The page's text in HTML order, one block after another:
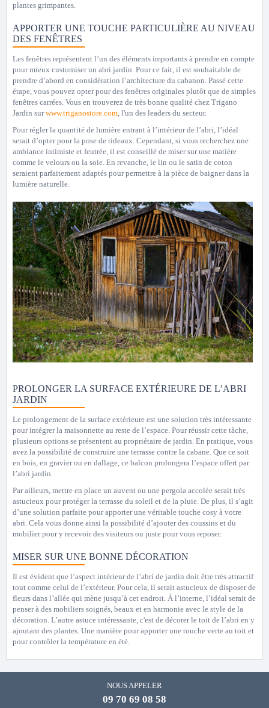
plantes grimpantes.
APPORTER UNE TOUCHE PARTICULIÈRE AU NIVEAU
DES FENÊTRES
Les fenêtres représentent l’un des éléments importants à prendre en compte
pour mieux customiser un abri jardin. Pour ce fait, il est souhaitable de
prendre d’abord en considération l’architecture du cabanon. Passé cette
étape, vous pouvez opter pour des fenêtres originales plutôt que de simples
fenêtres carrées. Vous en trouverez de très bonne qualité chez Trigano
Jardin surwww.triganostore.com, l'un des leaders du secteur.
Pour régler la quantité de lumière entrant à l’intérieur de l’abri, l’idéal
serait d’opter pour la pose de rideaux. Cependant, si vous recherchez une
ambiance intimiste et feutrée, il est conseillé de miser sur une matière
comme le velours ou la soie. En revanche, le lin ou le satin de coton
seraient parfaitement adaptés pour permettre à la pièce de baigner dans la
lumière naturelle.
PROLONGER LA SURFACE EXTÉRIEURE DE L’ABRI
JARDIN
Le prolongement de la surface extérieure est une solution très intéressante
pour intégrer la maisonnette au reste de l’espace. Pour réussir cette tâche,
plusieurs options se présentent au propriétaire de jardin. En pratique, vous
avez la possibilité de construire une terrasse contre la cabane. Que ce soit
en bois, en gravier ou en dallage, ce balcon prolongera l’espace offert par
l’abri jardin.
Par ailleurs, mettre en place un auvent ou une pergola accolée serait très
astucieux pour protéger la terrasse du soleil et de la pluie. De plus, il s’agit
d’une solution parfaite pour apporter une véritable touche cosy à votre
abri. Cela vous donne ainsi la possibilité d’ajouter des coussins et du
mobilier pour y recevoir des visiteurs ou juste pour vous reposer.
MISER SUR UNE BONNE DÉCORATION
Il est évident que l’aspect intérieur de l’abri de jardin doit être très attractif
tout comme celui de l’extérieur. Pour cela, il serait astucieux de disposer de
fleurs dans l’allée qui mène jusqu’à cet endroit. À l’interne, l’idéal serait de
penser à des mobiliers soignés, beaux et en harmonie avec le style de la
décoration. L’autre astuce intéressante, c'est de décorer le toit de l’abri en y
ajoutant des plantes. Une manière pour apporter une touche verte au toit et
pour contrôler la température en été.
NOUS APPELER
09 70 69 08 58